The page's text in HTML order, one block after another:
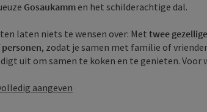
Gosaukamm en het schilderachtige dal.
laten niets te wensen over: Met twee
, zodat je samen met familie of
uit om samen te koken en te genieten. Voor
aangeven